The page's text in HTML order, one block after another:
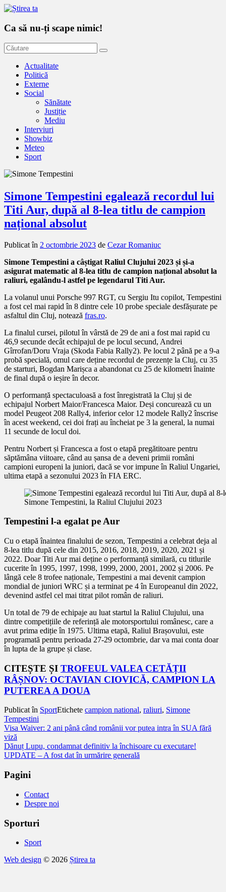
Ca să nu-ți scape nimic!
Actualitate
Politică
Externe
Social
Sănătate
Justiție
Mediu
Interviuri
Showbiz
Meteo
Sport
Simone Tempestini egalează recordul lui
Titi Aur, după al 8-lea titlu de campion
național absolut
Publicat în 2 octombrie 2023 de Cezar Romaniuc
Simone Tempestini a câștigat Raliul Clujului 2023 și și-a
asigurat matematic al 8-lea titlu de campion național absolut la
raliuri, egalându-l astfel pe legendarul Titi Aur.
La volanul unui Porsche 997 RGT, cu Sergiu Itu copilot, Tempestini
a fost cel mai rapid în 8 dintre cele 10 probe speciale desfășurate pe
asfaltul din Cluj, notează fras.ro.
La finalul cursei, pilotul în vârstă de 29 de ani a fost mai rapid cu
46,9 secunde decât echipajul de pe locul secund, Andrei
Gîrrofan/Doru Vraja (Skoda Fabia Rally2). Pe locul 2 până pe a 9-a
probă specială, omul care deține recordul de prezențe la Cluj, cu 35
de starturi, Bogdan Marișca a abandonat cu 25 de kilometri înainte
de final după o ieșire în decor.
O performanță spectaculoasă a fost înregistrată la Cluj și de
echipajul Norbert Maior/Francesca Maior. Deși concurează cu un
model Peugeot 208 Rally4, inferior celor 12 modele Rally2 înscrise
în acest weekend, cei doi frați au încheiat pe 3 la general, la numai
11 secunde de locul doi.
Pentru Norbert și Francesca a fost o etapă pregătitoare pentru
săptămâna viitoare, când au șansa de a deveni primii români
campioni europeni la juniori, dacă se vor impune în Raliul Ungariei,
ultima etapă a sezonului 2023 în FIA ERC.
Simone Tempestini, la Raliul Clujului 2023
Tempestini l-a egalat pe Aur
Cu o etapă înaintea finalului de sezon, Tempestini a celebrat deja al
8-lea titlu după cele din 2015, 2016, 2018, 2019, 2020, 2021 și
2022. Doar Titi Aur mai deține o performanță similară, cu titlurile
cucerite în 1995, 1997, 1998, 1999, 2000, 2001, 2002 și 2006. Pe
lângă cele 8 trofee naționale, Tempestini a mai devenit campion
mondial de juniori WRC și a terminat pe 4 în Europeanul din 2022,
devenind astfel cel mai titrat pilot român de raliuri.
Un total de 79 de echipaje au luat startul la Raliul Clujului, una
dintre competițiile de referință ale motorsportului românesc, care a
avut prima ediție în 1975. Ultima etapă, Raliul Brașovului, este
programată pentru perioada 27-29 octombrie, dar va mai conta doar
în lupta de la grupe și clase.
CITEȘTE ȘI TROFEUL VALEA CETĂȚII
RÂȘNOV: OCTAVIAN CIOVICĂ, CAMPION LA
PUTEREA A DOUA
Publicat în SportEtichete campion national, raliuri, Simone
Tempestini
Navigare
în
articole
Visa Waiver: 2 ani până când românii vor putea intra în SUA fără
viză
Dănuț Lupu, condamnat definitiv la închisoare cu executare!
UPDATE – A fost dat în urmărire generală
Pagini
Contact
Despre noi
Sporturi
Sport
Web design © 2026 Știrea ta